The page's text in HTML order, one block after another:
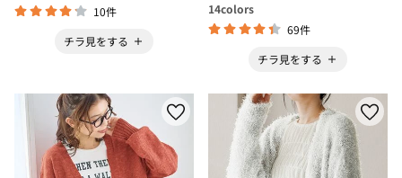
10件
チラ見をする
14colors
69件
チラ見をする